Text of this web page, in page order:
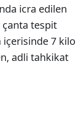
icra edilen
çanta tespit
içerisinde 7 kilo
adli tahkikat